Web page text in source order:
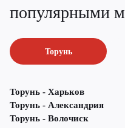
популярными
Торунь
Торунь - Харьков
Торунь - Александрия
Торунь - Волочиск